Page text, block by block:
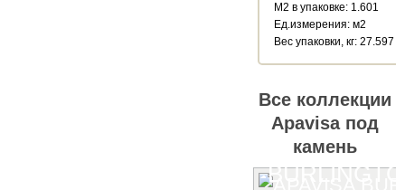
М2 в упаковке: 1.601
Ед.измерения: м2
Веc упаковки, кг: 27.597
Все коллекции
Apavisa под
камень